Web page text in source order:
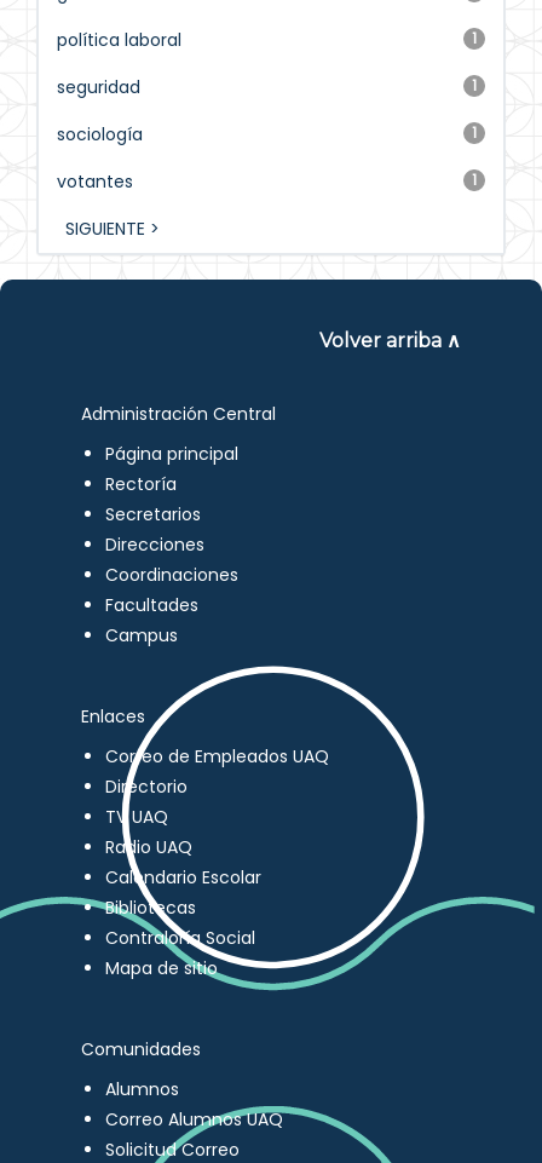
1
política laboral
1
seguridad
1
sociología
1
votantes
SIGUIENTE >
Volver arriba ∧
Administración Central
Página principal
Rectoría
Secretarios
Direcciones
Coordinaciones
Facultades
Campus
Enlaces
Correo de Empleados UAQ
Directorio
TV UAQ
Radio UAQ
Calendario Escolar
Bibliotecas
Contraloría Social
Mapa de sitio
Comunidades
Alumnos
Correo Alumnos UAQ
Solicitud Correo